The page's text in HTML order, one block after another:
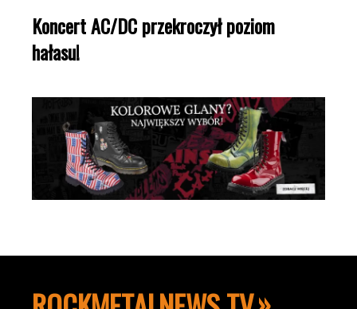
Koncert AC/DC przekroczył poziom
hałasu!